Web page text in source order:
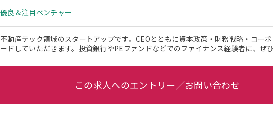
優良＆注目ベンチャー
不動産テック領域のスタートアップです。CEOとともに資本政策・財務戦略・コー
ードしていただきます。投資銀行やPEファンドなどでのファイナンス経験者に、ぜ
この求人へのエントリー／お問い合わせ